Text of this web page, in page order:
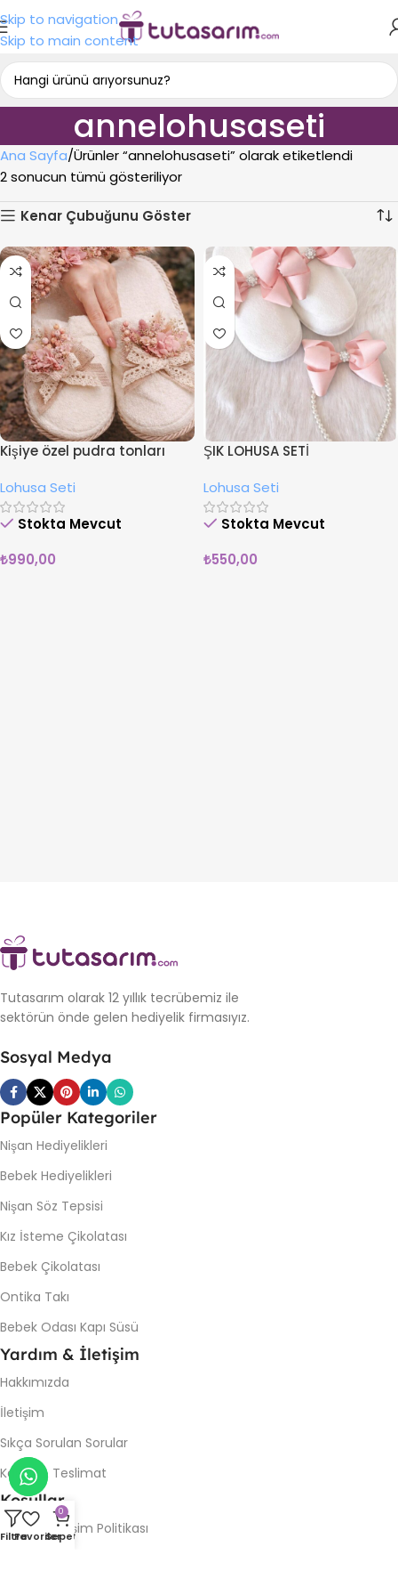
Skip to navigation
Skip to main content
annelohusaseti
Ana Sayfa Ürünler “annelohusaseti” olarak etiketlendi
2 sonucun tümü gösteriliyor
Kenar Çubuğunu Göster
Kişiye özel pudra tonları
Lohusa Seti
Stokta Mevcut
₺990,00
ŞIK LOHUSA SETİ
Lohusa Seti
Stokta Mevcut
₺550,00
Tutasarım olarak 12 yıllık tecrübemiz ile
sektörün önde gelen hediyelik firmasıyız.
Sosyal Medya
Popüler Kategoriler
Nişan Hediyelikleri
Bebek Hediyelikleri
Nişan Söz Tepsisi
Kız İsteme Çikolatası
Bebek Çikolatası
Ontika Takı
Bebek Odası Kapı Süsü
Yardım & İletişim
Hakkımızda
İletişim
Sıkça Sorulan Sorular
Kargo & Teslimat
Koşullar
İade & Değişim Politikası
FiltreFavoriler
0
Sepet